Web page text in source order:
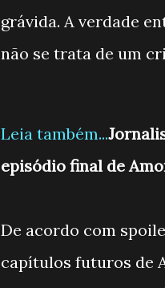
grávida. A verdade
não se trata de um
Leia também...
episódio final de
De acordo com
capítulos futuros de